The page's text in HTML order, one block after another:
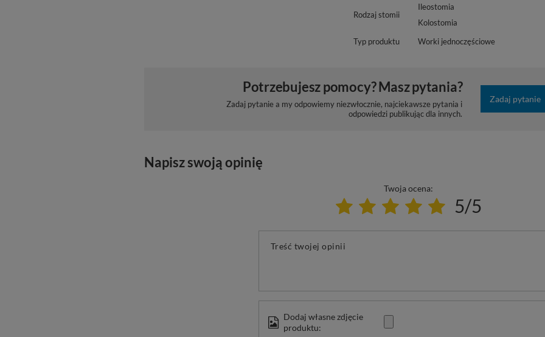
Rodzaj stomii
Ileostomia
Kolostomia
Typ produktu
Worki jednoczęściowe
Potrzebujesz pomocy? Masz pytania?
Zadaj pytanie a my odpowiemy niezwłocznie, najciekawsze pytania i
odpowiedzi publikując dla innych.
Zadaj pytanie
Napisz swoją opinię
Twoja ocena:
5/5
Treść twojej opinii
Dodaj własne zdjęcie
produktu: